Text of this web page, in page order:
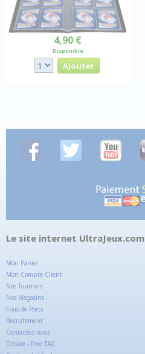
4,90 €
Disponible
Le site internet UltraJeux.com
Mon Panier
Mon Compte Client
Nos Tournois
Nos Magasins
Frais de Ports
Recrutement
Contactez-nous
Détaxe - Free TAX